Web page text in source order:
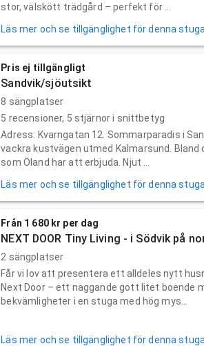
stor, välskött trädgård – perfekt för ...
Läs mer och se tillgänglighet för denna
Pris ej tillgängligt
Sandvik/sjöutsikt
8 sängplatser
5 recensioner, 5 stjärnor i snittbetyg
Adress: Kvarngatan 12. Sommarparadis i
vackra kustvägen utmed Kalmarsund. Bland
som Öland har att erbjuda. Njut ...
Läs mer och se tillgänglighet för denna
Från 1 680 kr per dag
NEXT DOOR Tiny Living - i Södvik på
2 sängplatser
Får vi lov att presentera ett alldeles nytt
Next Door – ett naggande gott litet boende
bekvämligheter i en stuga med hög mys...
Läs mer och se tillgänglighet för denna